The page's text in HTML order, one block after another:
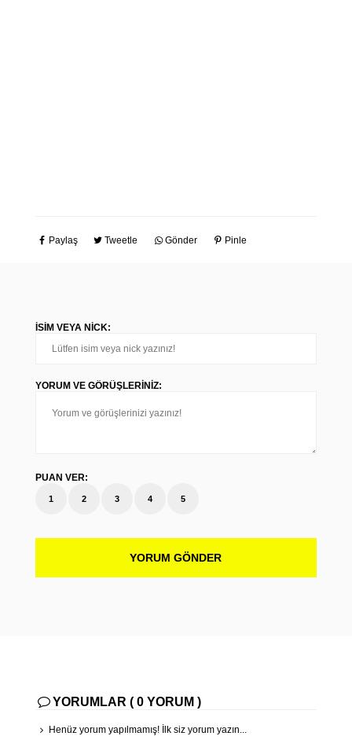
Paylaş Tweetle Gönder Pinle
İSIM VEYA NICK:
YORUM VE GÖRÜŞLERINIZ:
PUAN VER:
1 2 3 4 5
YORUM GÖNDER
YORUMLAR ( 0 YORUM )
Henüz yorum yapılmamış! İlk siz yorum yazın...